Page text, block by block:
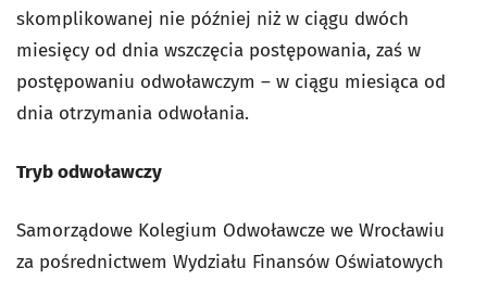
skomplikowanej nie później niż w ciągu dwóch
miesięcy od dnia wszczęcia postępowania, zaś w
postępowaniu odwoławczym – w ciągu miesiąca od
dnia otrzymania odwołania.
Tryb odwoławczy
Samorządowe Kolegium Odwoławcze we Wrocławiu
za pośrednictwem Wydziału Finansów Oświatowych